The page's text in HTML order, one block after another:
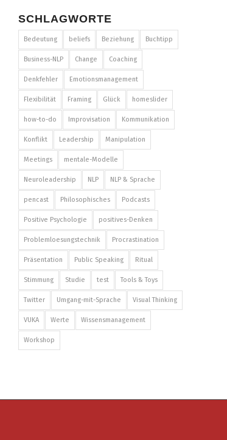
SCHLAGWORTE
Bedeutung beliefs Beziehung Buchtipp
Business-NLP Change Coaching
Denkfehler Emotionsmanagement
Flexibilität Framing Glück homeslider
how-to-do Improvisation Kommunikation
Konflikt Leadership Manipulation
Meetings mentale-Modelle
Neuroleadership NLP NLP & Sprache
pencast Philosophisches Podcasts
Positive Psychologie positives-Denken
Problemloesungstechnik Procrastination
Präsentation Public Speaking Ritual
Stimmung Studie test Tools & Toys
Twitter Umgang-mit-Sprache Visual Thinking
VUKA Werte Wissensmanagement
Workshop